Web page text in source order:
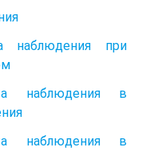
наблюдения при
наблюдения в
наблюдения в